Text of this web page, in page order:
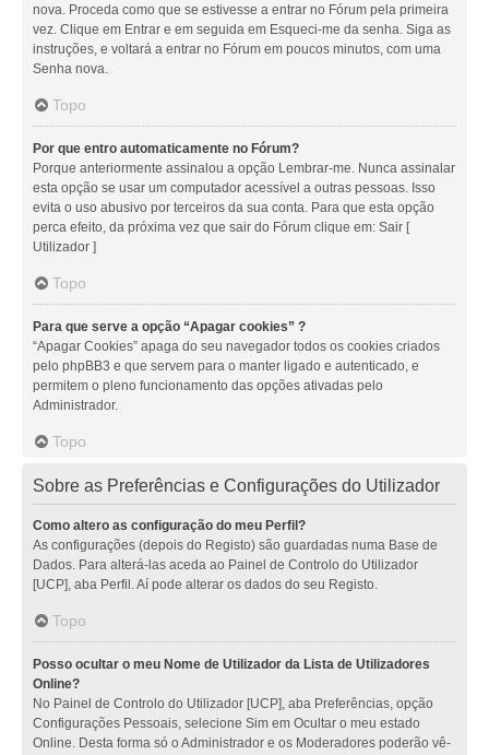
nova. Proceda como que se estivesse a entrar no Fórum pela primeira
vez. Clique em Entrar e em seguida em Esqueci-me da senha. Siga as
instruções, e voltará a entrar no Fórum em poucos minutos, com uma
Senha nova.
Topo
Por que entro automaticamente no Fórum?
Porque anteriormente assinalou a opção Lembrar-me. Nunca assinalar
esta opção se usar um computador acessível a outras pessoas. Isso
evita o uso abusivo por terceiros da sua conta. Para que esta opção
perca efeito, da próxima vez que sair do Fórum clique em: Sair [
Utilizador ]
Topo
Para que serve a opção “Apagar cookies” ?
“Apagar Cookies” apaga do seu navegador todos os cookies criados
pelo phpBB3 e que servem para o manter ligado e autenticado, e
permitem o pleno funcionamento das opções ativadas pelo
Administrador.
Topo
Sobre as Preferências e Configurações do Utilizador
Como altero as configuração do meu Perfil?
As configurações (depois do Registo) são guardadas numa Base de
Dados. Para alterá-las aceda ao Painel de Controlo do Utilizador
[UCP], aba Perfil. Aí pode alterar os dados do seu Registo.
Topo
Posso ocultar o meu Nome de Utilizador da Lista de Utilizadores
Online?
No Painel de Controlo do Utilizador [UCP], aba Preferências, opção
Configurações Pessoais, selecione Sim em Ocultar o meu estado
Online. Desta forma só o Administrador e os Moderadores poderão vê-